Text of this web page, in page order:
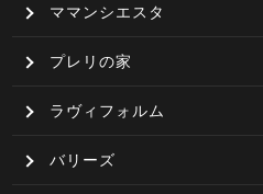
ママンシエスタ
プレリの家
ラヴィフォルム
バリーズ